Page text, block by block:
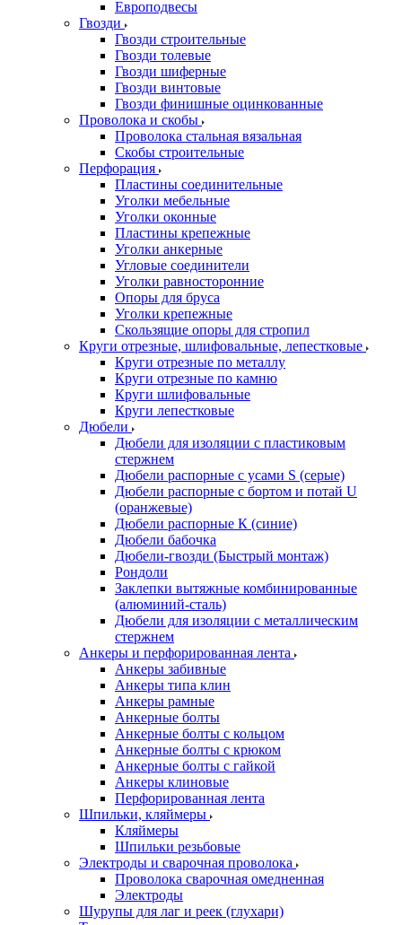
Европодвесы
Гвозди
Гвозди строительные
Гвозди толевые
Гвозди шиферные
Гвозди винтовые
Гвозди финишные оцинкованные
Проволока и скобы
Проволока стальная вязальная
Скобы строительные
Перфорация
Пластины соединительные
Уголки мебельные
Уголки оконные
Пластины крепежные
Уголки анкерные
Угловые соединители
Уголки равносторонние
Опоры для бруса
Уголки крепежные
Скользящие опоры для стропил
Круги отрезные, шлифовальные, лепестковые
Круги отрезные по металлу
Круги отрезные по камню
Круги шлифовальные
Круги лепестковые
Дюбели
Дюбели для изоляции с пластиковым
стержнем
Дюбели распорные с усами S (серые)
Дюбели распорные c бортом и потай U
(оранжевые)
Дюбели распорные К (синие)
Дюбели бабочка
Дюбели-гвозди (Быстрый монтаж)
Рондоли
Заклепки вытяжные комбинированные
(алюминий-сталь)
Дюбели для изоляции с металлическим
стержнем
Анкеры и перфорированная лента
Анкеры забивные
Анкеры типа клин
Анкеры рамные
Анкерные болты
Анкерные болты с кольцом
Анкерные болты с крюком
Анкерные болты с гайкой
Анкеры клиновые
Перфорированная лента
Шпильки, кляймеры
Кляймеры
Шпильки резьбовые
Электроды и сварочная проволока
Проволока сварочная омедненная
Электроды
Шурупы для лаг и реек (глухари)